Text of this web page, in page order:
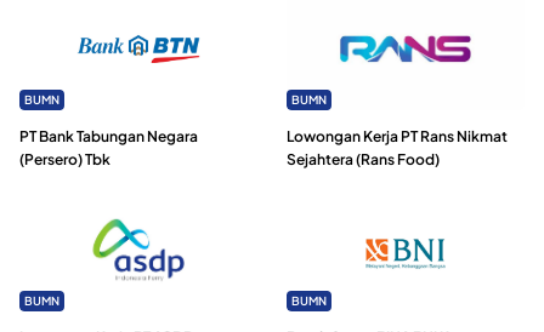
BUMN
PT Bank Tabungan Negara
(Persero) Tbk
BUMN
Lowongan Kerja PT Rans Nikmat
Sejahtera (Rans Food)
BUMN BUMN